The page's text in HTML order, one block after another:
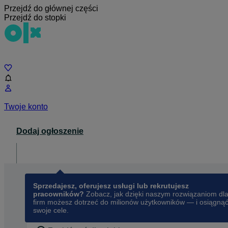
Przejdź do głównej części
Przejdź do stopki
Twoje konto
Dodaj ogłoszenie
Sprzedajesz, oferujesz usługi lub rekrutujesz
pracowników? Zobacz, jak dzięki naszym rozwiązaniom dla
firm możesz dotrzeć do milionów użytkowników — i osiągnąć
swoje cele.